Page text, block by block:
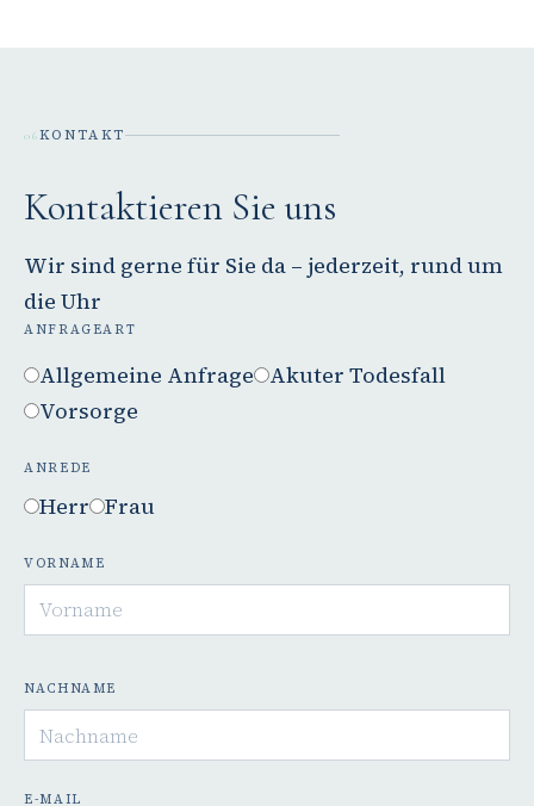
06KONTAKT
Kontaktieren Sie uns
Wir sind gerne für Sie da – jederzeit, rund um
die Uhr
ANFRAGEART
Allgemeine Anfrage Akuter Todesfall
Vorsorge
ANREDE
Herr Frau
VORNAME
NACHNAME
E-MAIL